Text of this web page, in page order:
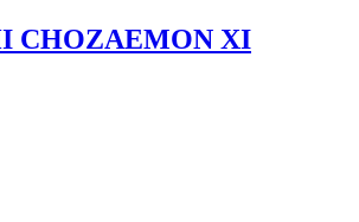
CHOZAEMON XI